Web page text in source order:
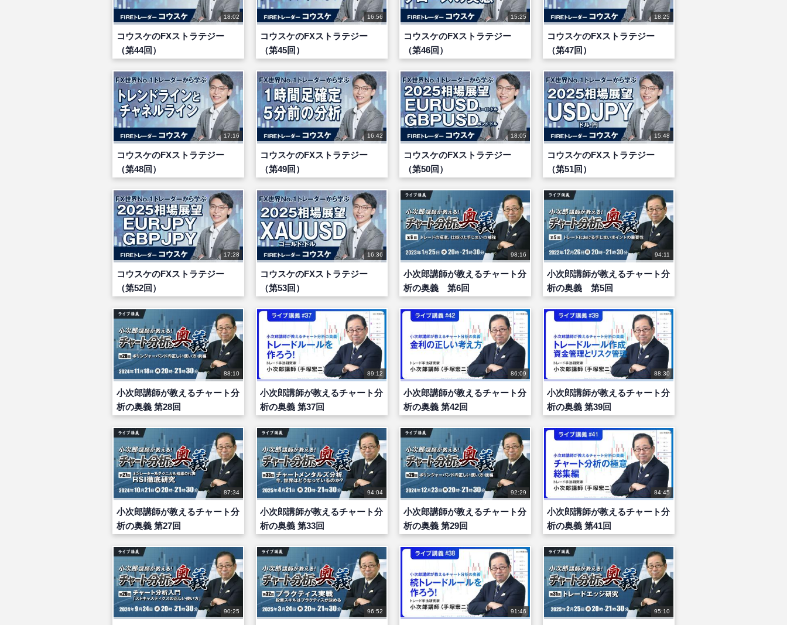
18:02
コウスケのFXストラテジー
（第44回）
16:56
コウスケのFXストラテジー
（第45回）
15:25
コウスケのFXストラテジー
（第46回）
18:25
コウスケのFXストラテジー
（第47回）
17:16
コウスケのFXストラテジー
（第48回）
16:42
コウスケのFXストラテジー
（第49回）
18:05
コウスケのFXストラテジー
（第50回）
15:48
コウスケのFXストラテジー
（第51回）
17:28
コウスケのFXストラテジー
（第52回）
16:36
コウスケのFXストラテジー
（第53回）
98:16
小次郎講師が教えるチャート分
析の奥義 第6回
94:11
小次郎講師が教えるチャート分
析の奥義 第5回
88:10
小次郎講師が教えるチャート分
析の奥義 第28回
89:12
小次郎講師が教えるチャート分
析の奥義 第37回
86:09
小次郎講師が教えるチャート分
析の奥義 第42回
88:30
小次郎講師が教えるチャート分
析の奥義 第39回
87:34
小次郎講師が教えるチャート分
析の奥義 第27回
94:04
小次郎講師が教えるチャート分
析の奥義 第33回
92:29
小次郎講師が教えるチャート分
析の奥義 第29回
84:45
小次郎講師が教えるチャート分
析の奥義 第41回
90:25 96:52 91:46 95:10